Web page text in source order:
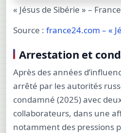
« Jésus de Sibérie » – France
Source : france24.com – «
Arrestation et
Après des années
arrêté par les autorités
condamné (2025) avec
collaborateurs, dans une
notamment des pressions